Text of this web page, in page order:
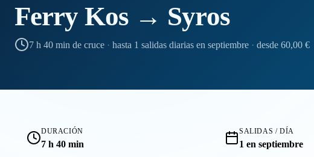
Ferry Kos → Syros
7 h 40 min de cruce · hasta 1 salidas diarias en septiembre · desde 60,00 €
DURACIÓN
7 h 40 min
SALIDAS / DÍA
1 en septiembre